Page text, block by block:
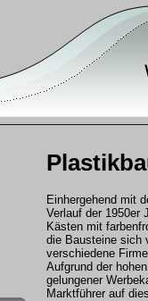
Einhergehend mit
Verlauf der 1950er
Kästen mit
die Bausteine sich
verschiedene
Aufgrund der
gelungener
Marktführer auf